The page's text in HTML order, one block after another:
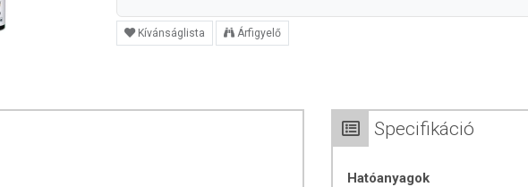
Kívánságlista Árfigyelő
Specifikáció
Hatóanyagok